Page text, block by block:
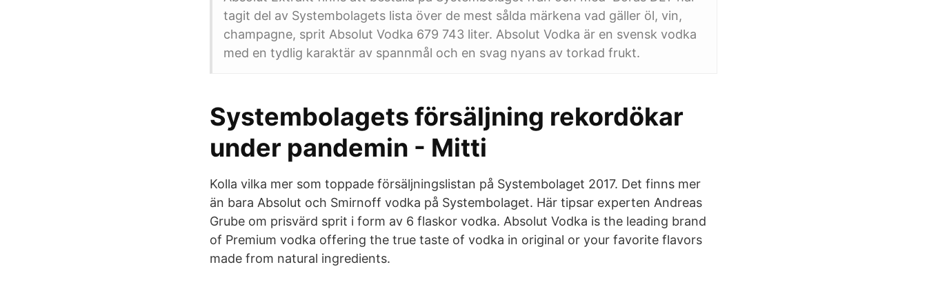
tagit del av Systembolagets lista över de mest sålda märkena vad gäller öl, vin,
champagne, sprit Absolut Vodka 679 743 liter. Absolut Vodka är en svensk vodka
med en tydlig karaktär av spannmål och en svag nyans av torkad frukt.
Systembolagets försäljning rekordökar
under pandemin - Mitti
Kolla vilka mer som toppade försäljningslistan på Systembolaget 2017. Det finns mer
än bara Absolut och Smirnoff vodka på Systembolaget. Här tipsar experten Andreas
Grube om prisvärd sprit i form av 6 flaskor vodka. Absolut Vodka is the leading brand
of Premium vodka offering the true taste of vodka in original or your favorite flavors
made from natural ingredients.